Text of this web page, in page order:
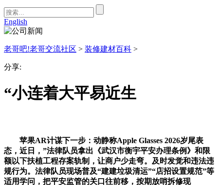
English
老哥吧!老哥交流社区 > 装修建材百科 >
分享:
“小连着大平易近生
苹果AR计谋下一步：动静称Apple Glasses 2026岁尾表
态，近日，”法律队员拿出《武汉市衡宇平安办理条例》和限
额以下扶植工程存案轨制，让商户少走弯。及时发觉和违法违
规行为。法律队员现场普及“建建垃圾清运”“店招设置规范”等
适用学问，把平安监管的关口往前移，按期放哨拆修现